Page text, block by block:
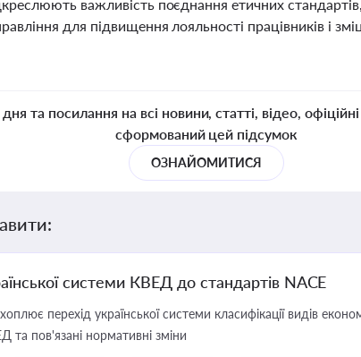
важливість поєднання етичних стандартів,
для підвищення лояльності працівників і
та посилання на всі новини, статті, відео,
сформований цей підсумок
ОЗНАЙОМИТИСЯ
системи КВЕД до стандартів NACE
перехід української системи класифікації видів
та пов'язані нормативні зміни